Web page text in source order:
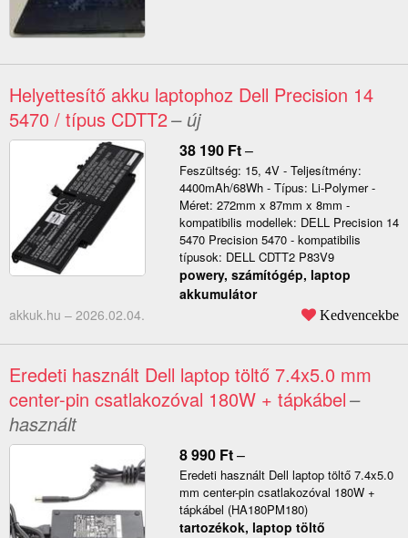
Helyettesítő akku laptophoz Dell Precision 14
5470 / típus CDTT2– új
38 190 Ft–
Feszültség: 15, 4V - Teljesítmény:
4400mAh/68Wh - Típus: Li-Polymer -
Méret: 272mm x 87mm x 8mm -
kompatibilis modellek: DELL Precision 14
5470 Precision 5470 - kompatibilis
típusok: DELL CDTT2 P83V9
powery, számítógép, laptop
akkumulátor
akkuk.hu – 2026.02.04. Kedvencekbe
Eredeti használt Dell laptop töltő 7.4x5.0 mm
center-pin csatlakozóval 180W + tápkábel–
használt
8 990 Ft–
Eredeti használt Dell laptop töltő 7.4x5.0
mm center-pin csatlakozóval 180W +
tápkábel (HA180PM180)
tartozékok, laptop töltő